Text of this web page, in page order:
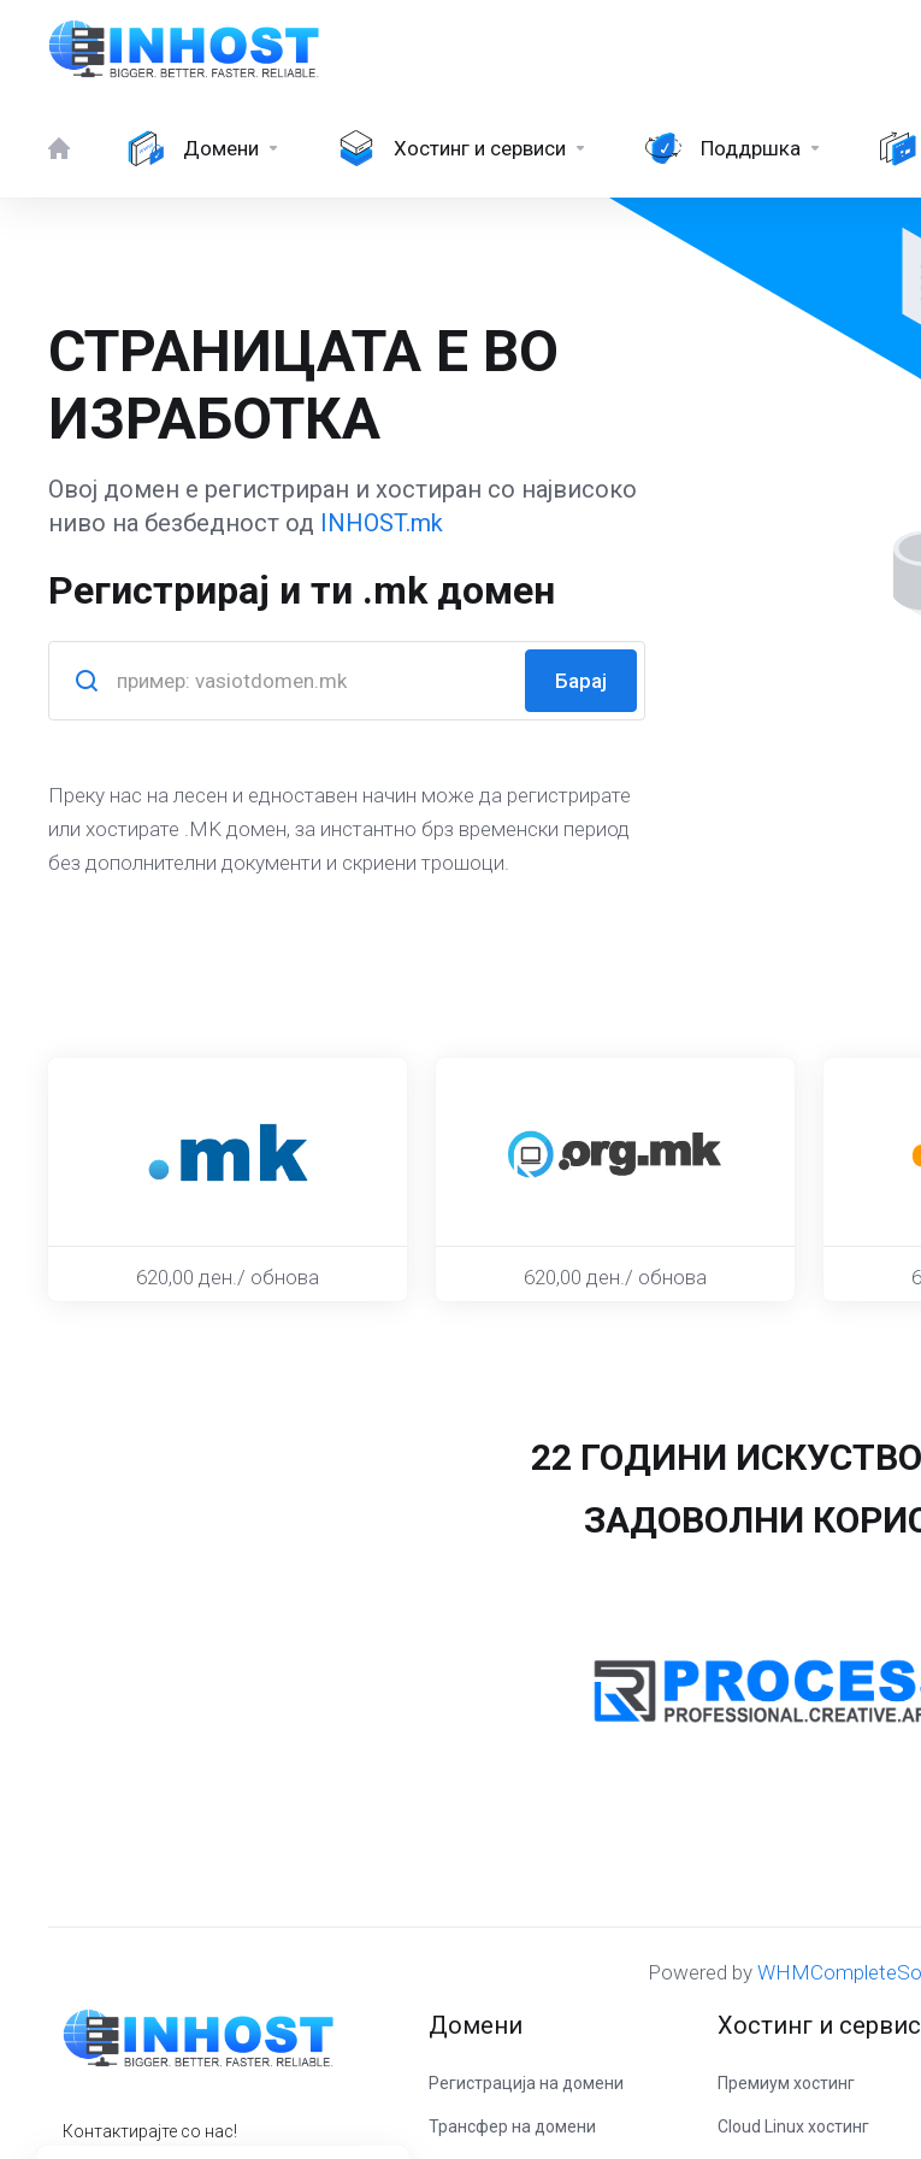
Домени Хостинг и сервиси Поддршка
СТРАНИЦАТА Е ВО
ИЗРАБОТКА
Овој домен е регистриран и хостиран со највисоко
ниво на безбедност од INHOST.mk
Регистрирај и ти .mk домен
Преку нас на лесен и едноставен начин може да регистрирате
или хостирате .MK домен, за инстантно брз временски период
без дополнителни документи и скриени трошоци.
620,00 ден./ обнова 620,00 ден./ обнова
22 ГОДИНИ ИСКУСТВО
ЗАДОВОЛНИ
Powered by
Контактирајте со нас!
Домени
Регистрација на домени
Трансфер на домени
Хостинг и
Премиум хостинг
Cloud Linux хостинг